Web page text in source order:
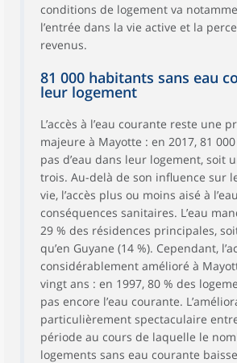
conditions de logement va
l’entrée dans la vie active et la
revenus.
81 000 habitants sans eau
leur logement
L’accès à l’eau courante reste une
majeure à Mayotte : en 2017, 81
pas d’eau dans leur logement, soit
trois. Au-delà de son influence sur
vie, l’accès plus ou moins aisé à
conséquences sanitaires. L’eau
29 % des résidences principales,
qu’en Guyane (14 %). Cependant,
considérablement amélioré à
vingt ans : en 1997, 80 % des
pas encore l’eau courante.
particulièrement spectaculaire
période au cours de laquelle le
logements sans eau courante